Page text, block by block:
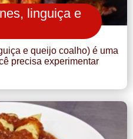
linguiça e
e queijo coalho) é uma
precisa experimentar